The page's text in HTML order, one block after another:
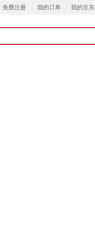
免费注册 我的订单 我的京东